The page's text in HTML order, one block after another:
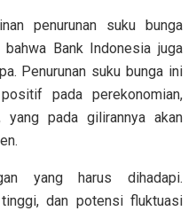
penurunan suku bunga
Bank Indonesia juga
Penurunan suku bunga ini
pada perekonomian,
yang pada gilirannya akan
yang harus dihadapi.
dan potensi fluktuasi